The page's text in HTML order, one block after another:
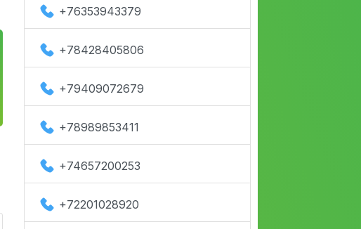
+76353943379
+78428405806
+79409072679
+78989853411
+74657200253
+72201028920